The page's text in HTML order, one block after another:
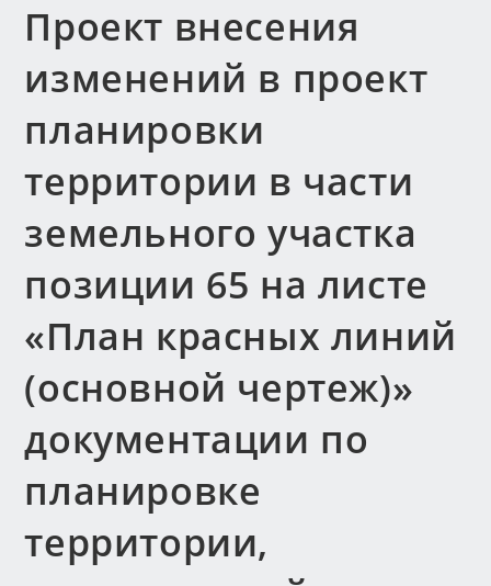
Проект внесения
изменений в проект
планировки
территории в части
земельного участка
позиции 65 на листе
«План красных линий
(основной чертеж)»
документации по
планировке
территории,